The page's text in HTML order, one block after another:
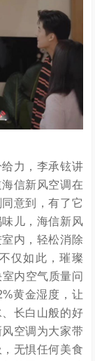
力，李承铉讲
信新风空调在
意到，有了它
儿，海信新风
内，轻松消除
仅如此，璀璨
内空气质量问
黄金湿度，让
长白山般的好
空调为大家带
无惧任何美食